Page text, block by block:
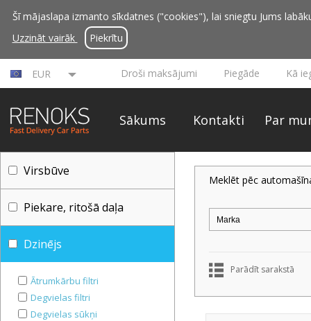
Šī mājaslapa izmanto sīkdatnes ("cookies"), lai sniegtu Jums
Uzzināt vairāk
Piekrītu
EUR Droši maksājumi Piegāde Kā
Sākums Kontakti Par
Virsbūve
Piekare, ritošā daļa
Dzinējs
Ātrumkārbu filtri
Degvielas filtri
Degvielas sūkņi
Meklēt pēc
Parādīt sarakstā